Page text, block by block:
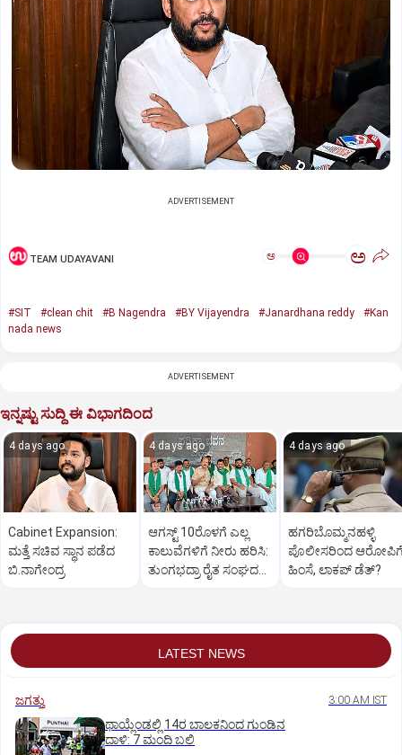
ADVERTISEMENT
TEAM UDAYAVANI ಅ ಅ
#SIT #clean chit #B Nagendra #BY Vijayendra #Janardhana reddy
#Kan
nada news
ADVERTISEMENT
ಇನ್ನಷ್ಟು ಸುದ್ದಿ ಈ ವಿಭಾಗದಿಂದ
4 days ago
Cabinet Expansion:
ಮತ್ತೆ ಸಚಿವ ಸ್ಥಾನ ಪಡೆದ
ಬಿ.ನಾಗೇಂದ್ರ
4 days ago
ಆಗಸ್ಟ್‌ 10ರೊಳಗೆ ಎಲ್ಲ
ಕಾಲುವೆಗಳಿಗೆ ನೀರು ಹರಿಸಿ:
ತುಂಗಭದ್ರಾ ರೈತ ಸಂಘದ
4 days ago
ಹಗರಿಬೊಮ್ಮನಹಳ್ಳಿ
ಪೊಲೀಸರಿಂದ
ಹಿಂಸೆ, ಲಾಕಪ್‌ ಡೆತ್‌?
LATEST NEWS
ಜಗತ್ತು 3:00 AM IST
ಥಾಯ್ಲೆಂಡಲ್ಲಿ 14ರ ಬಾಲಕನಿಂದ ಗುಂಡಿನ
ದಾಳಿ: 7 ಮಂದಿ ಬಲಿ